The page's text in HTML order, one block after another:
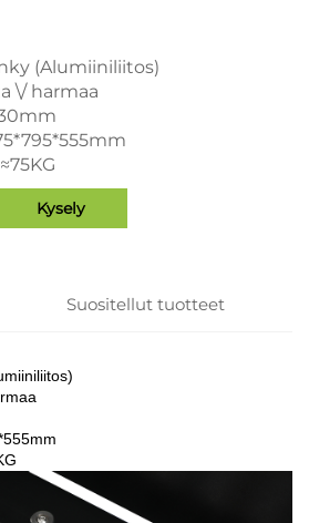
(Alumiiniliitos)
\/ harmaa
Kysely
Suositellut tuotteet